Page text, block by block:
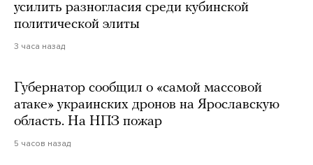
усилить разногласия среди кубинской
политической элиты
3 часа назад
Губернатор сообщил о «самой массовой
атаке» украинских дронов на Ярославскую
область. На НПЗ пожар
5 часов назад